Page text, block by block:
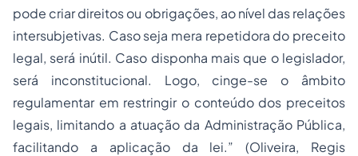
pode criar direitos ou obrigações, ao nível das relações
intersubjetivas. Caso seja mera repetidora do preceito
legal, será inútil. Caso disponha mais que o legislador,
será inconstitucional. Logo, cinge-se o âmbito
regulamentar em restringir o conteúdo dos preceitos
legais, limitando a atuação da Administração Pública,
facilitando a aplicação da lei.” (Oliveira, Regis